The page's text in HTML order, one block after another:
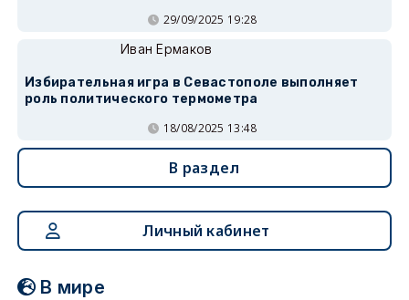
29/09/2025 19:28
Иван Ермаков
Избирательная игра в Севастополе выполняет
роль политического термометра
18/08/2025 13:48
В раздел
Личный кабинет
В мире